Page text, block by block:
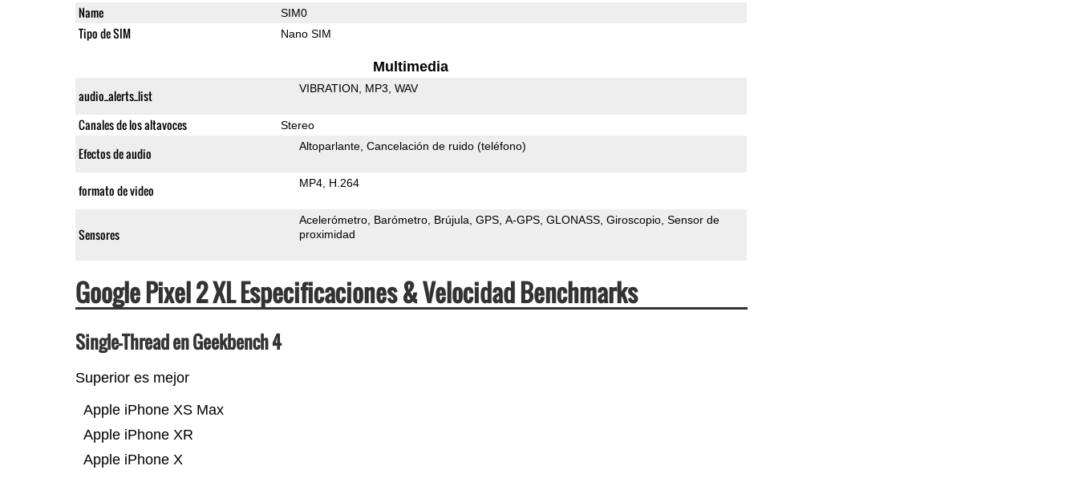
Name SIM0
Tipo de SIM Nano SIM
Multimedia
audio_alerts_list VIBRATION MP3 WAV
Canales de los altavoces Stereo
Efectos de audio Altoparlante Cancelación de ruido (teléfono)
formato de video MP4 H.264
Sensores
Acelerómetro Barómetro Brújula GPS A-GPS GLONASS Giroscopio Sensor de
proximidad
Google Pixel 2 XL Especificaciones & Velocidad Benchmarks
Single-Thread en Geekbench 4
Superior es mejor
Apple iPhone X
Apple iPhone XR
Apple iPhone XS Max